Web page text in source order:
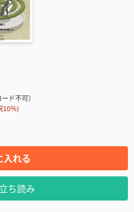
ド不可）
10％)
入れる
ち読み